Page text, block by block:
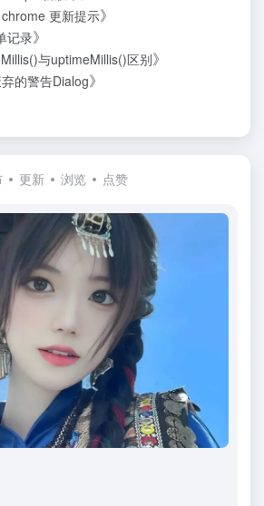
更新提示》
记录》
与uptimeMillis()区别》
的警告Dialog》
更新 浏览 点赞